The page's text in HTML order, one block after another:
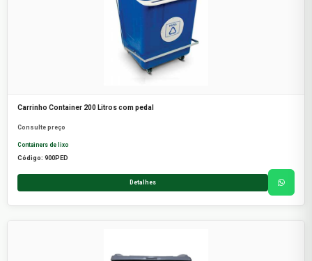
Carrinho Container 200 Litros com pedal
Consulte preço
Containers de lixo
Código: 900PED
Detalhes